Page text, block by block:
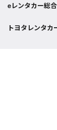
eレンタカー総
トヨタレンタ